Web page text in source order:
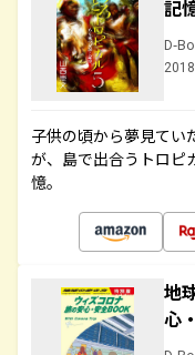
記
D-
子供の頃から夢見てい
が、島で出合うトロピ
憶。
地
心